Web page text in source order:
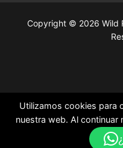
Copyright © 2026 Wild
Utilizamos cookies para
nuestra web. Al continuar
uso